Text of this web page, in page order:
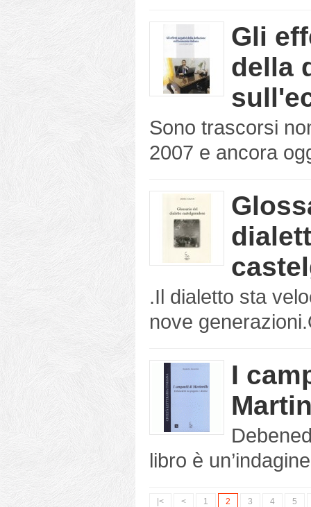
Gli
della
Sono trascorsi
2007 e ancora
.Il dialetto sta
nove
I
libro è
|< < 1 2 3 4 5